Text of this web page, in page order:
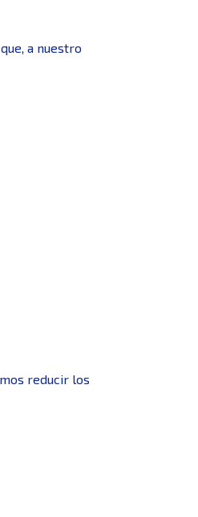
a nuestro
reducir los